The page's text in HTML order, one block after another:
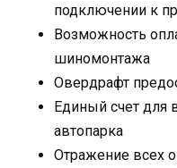
подключении к
Возможность
шиномонтажа
Овердрафт
Единый счет для
автопарка
Отражение всех